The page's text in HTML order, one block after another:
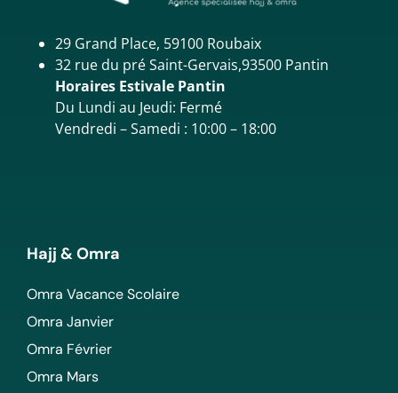
29 Grand Place, 59100 Roubaix
32 rue du pré Saint-Gervais,93500 Pantin
Horaires Estivale Pantin
Du Lundi au Jeudi: Fermé
Vendredi – Samedi : 10:00 – 18:00
Hajj & Omra
Omra Vacance Scolaire
Omra Janvier
Omra Février
Omra Mars